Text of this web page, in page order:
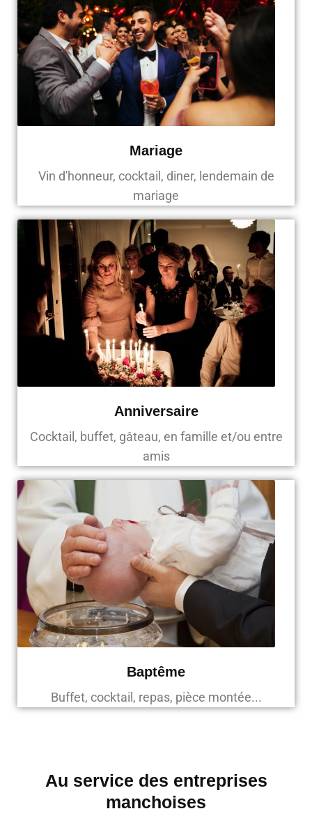
Mariage
Vin d'honneur, cocktail, diner, lendemain de
mariage
Anniversaire
Cocktail, buffet, gâteau, en famille et/ou entre
amis
Baptême
Buffet, cocktail, repas, pièce montée...
Au service des entreprises
manchoises